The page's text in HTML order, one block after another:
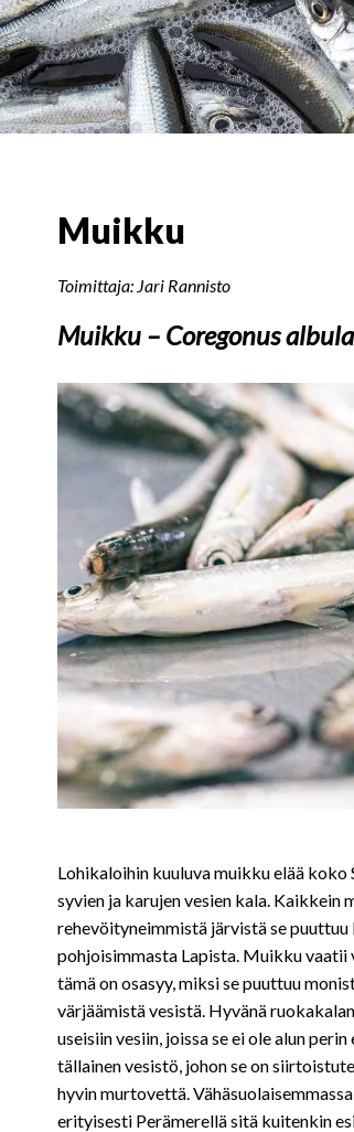
Muikku
Toimittaja: Jari Rannisto
Muikku – Coregonus
Lohikaloihin kuuluva muikku elää koko
syvien ja karujen vesien kala. Kaikkein
rehevöityneimmistä järvistä se puuttuu
pohjoisimmasta Lapista. Muikku vaatii
tämä on osasyy, miksi se puuttuu
värjäämistä vesistä. Hyvänä
useisiin vesiin, joissa se ei ole alun
tällainen vesistö, johon se on
hyvin murtovettä.
erityisesti Perämerellä sitä kuitenkin